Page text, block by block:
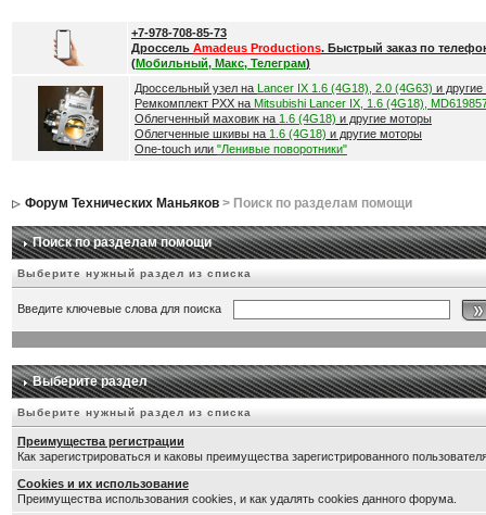
+7-978-708-85-73
Дроссель Amadeus Productions. Быстрый заказ по
(Мобильный, Макс, Телеграм)
Дроссельный узел на Lancer IX 1.6 (4G18), 2.0 (4G63) и
Ремкомплект РХХ на Mitsubishi Lancer IX, 1.6 (4G18),
Облегченный маховик на 1.6 (4G18) и другие моторы
Облегченные шкивы на 1.6 (4G18) и другие моторы
One-touch или "Ленивые поворотники"
Форум Технических Маньяков> Поиск по разделам помощи
Поиск по разделам помощи
Выберите нужный раздел из списка
Введите ключевые слова для поиска
Выберите раздел
Выберите нужный раздел из списка
Преимущества регистрации
Как зарегистрироваться и каковы преимущества зарегистрированного
Cookies и их использование
Преимущества использования cookies, и как удалять cookies данного форума.